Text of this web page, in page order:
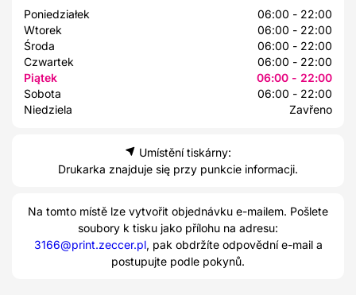
Poniedziałek
06:00 - 22:00
Wtorek
06:00 - 22:00
Środa
06:00 - 22:00
Czwartek
06:00 - 22:00
Piątek
06:00 - 22:00
Sobota
06:00 - 22:00
Niedziela
Zavřeno
Umístění tiskárny:
Drukarka znajduje się przy punkcie informacji.
Na tomto místě lze vytvořit objednávku e-mailem. Pošlete
soubory k tisku jako přílohu na adresu:
3166@print.zeccer.pl, pak obdržíte odpovědní e-mail a
postupujte podle pokynů.